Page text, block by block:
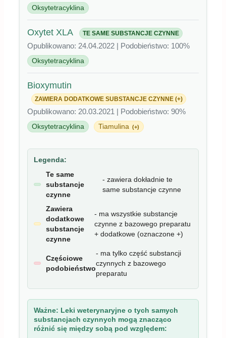
Oksytetracyklina
Oxytet XLA TE SAME SUBSTANCJE CZYNNE
Opublikowano: 24.04.2022 | Podobieństwo: 100%
Oksytetracyklina
Bioxymutin
ZAWIERA DODATKOWE SUBSTANCJE CZYNNE (+)
Opublikowano: 20.03.2021 | Podobieństwo: 90%
Oksytetracyklina Tiamulina (+)
Legenda:
Te same
substancje
czynne
- zawiera dokładnie te
same substancje czynne
Zawiera
dodatkowe
substancje
czynne
- ma wszystkie substancje
czynne z bazowego preparatu
+ dodatkowe (oznaczone +)
Częściowe
podobieństwo
- ma tylko część substancji
czynnych z bazowego
preparatu
Ważne: Leki weterynaryjne o tych samych
substancjach czynnych mogą znacząco
różnić się między sobą pod względem: